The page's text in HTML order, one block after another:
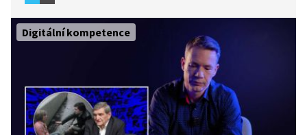
musí dominovat kritické myšlení.
Digitální kompetence